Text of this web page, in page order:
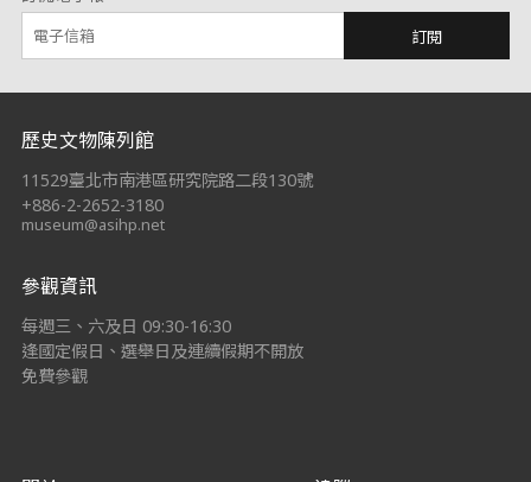
訂閱
:::
歷史文物陳列館
11529臺北市南港區研究院路二段130號
+886-2-2652-3180
museum@asihp.net
參觀資訊
每週三、六及日 09:30-16:30
逢國定假日、選舉日及連續假期不開放
免費參觀